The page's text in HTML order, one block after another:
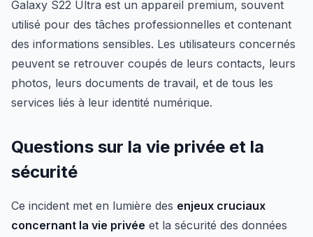
Galaxy S22 Ultra est un appareil premium, souvent
utilisé pour des tâches professionnelles et contenant
des informations sensibles. Les utilisateurs concernés
peuvent se retrouver coupés de leurs contacts, leurs
photos, leurs documents de travail, et de tous les
services liés à leur identité numérique.
Questions sur la vie privée et la
sécurité
Ce incident met en lumière des enjeux cruciaux
concernant la vie privée et la sécurité des données